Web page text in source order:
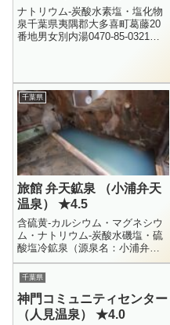
ナトリウム-炭酸水素塩・塩化物
泉千葉県夷隅郡大多喜町葛藤20
番地男女別内湯0470-85-0321入
千葉県
旅館 弁天鉱泉 （小浦弁天
温泉） ★4.5
含硫黄-カルシウム・マグネシウ
ム・ナトリウム-炭酸水磯塩・硫
酸塩冷鉱泉（源泉名：小浦弁天
温泉）14.2度 / H31.1.4Na+ =
62.1 / K+ = 5.3 / NH4+...
千葉県
神門コミュニティセンター
（人見温泉） ★4.0